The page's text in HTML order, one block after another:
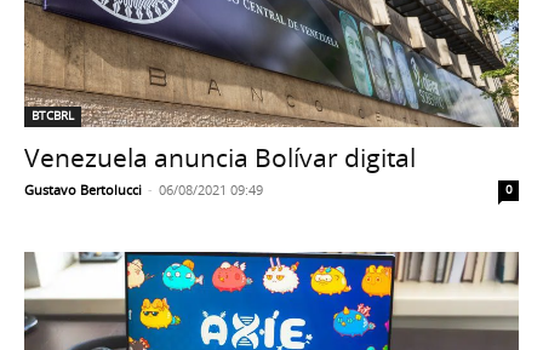
BTCBRL
Venezuela anuncia Bolívar digital
Gustavo Bertolucci - 06/08/2021 09:49 0